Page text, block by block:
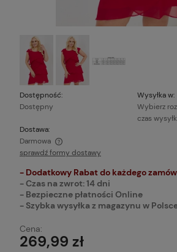
Dostępność:
Dostępny
Wysyłka w:
Wybierz
czas
Dostawa:
Darmowa
Cena nie zawiera ewentualnych kosztów
sprawdź formy dostawy
- Dodatkowy Rabat do każdego
- Czas na zwrot: 14 dni
- Bezpieczne płatności Online
- Szybka wysyłka z magazynu w
Cena:
269,99 zł